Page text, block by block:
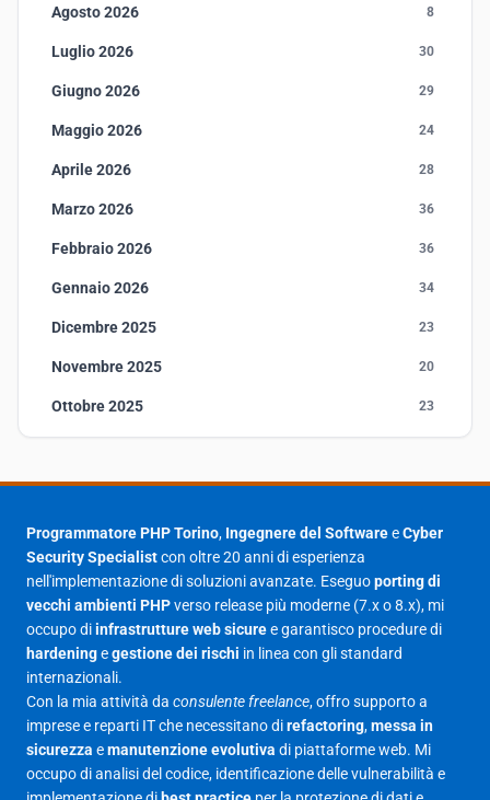
Agosto 2026 8
Luglio 2026 30
Giugno 2026 29
Maggio 2026 24
Aprile 2026 28
Marzo 2026 36
Febbraio 2026 36
Gennaio 2026 34
Dicembre 2025 23
Novembre 2025 20
Ottobre 2025 23
Agosto 2025 1
23
Giugno 2025
Maggio 2025 27
Aprile 2025
Marzo 2025
Febbraio 2025 17
Gennaio 2025
Programmatore PHP Torino, Ingegnere del SoftwareeCyber
Security Specialistcon oltre 20 anni di esperienza
nell'implementazione di soluzioni avanzate. Eseguoporting di
vecchi ambienti PHPverso release più moderne (7.x o 8.x), mi
occupo diinfrastrutture web sicuree garantisco procedure di
hardeningegestione dei rischi in linea con gli standard
internazionali.
Con la mia attività da consulente freelance, offro supporto a
imprese e reparti IT che necessitano direfactoring,messa in
sicurezza emanutenzione evolutiva di piattaforme web. Mi
occupo di analisi del codice, identificazione delle vulnerabilità e